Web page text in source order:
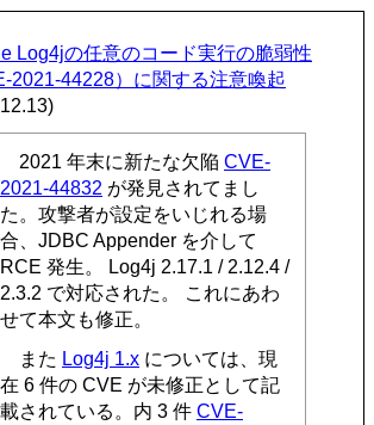
Log4jの任意のコード実行の脆弱性
2021-44228）に関する注意喚起
2021 年末に新たな欠陥 CVE-
2021-44832 が発見されてまし
た。攻撃者が設定をいじれる場
合、JDBC Appender を介して
RCE 発生。 Log4j 2.17.1 / 2.12.4 /
2.3.2 で対応された。 これにあわ
せて本文も修正。
また Log4j 1.x については、現
在 6 件の CVE が未修正として記
載されている。内 3 件 CVE-